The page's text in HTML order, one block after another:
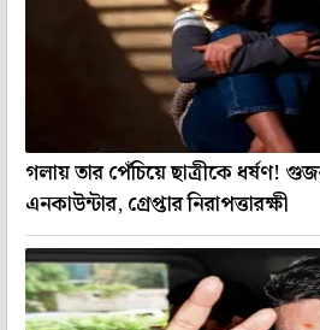
গলায় তার পেঁচিয়ে ছাত্রীকে ধর্ষণ!
এনকাউন্টার, গ্রেপ্তার নিরাপত্তারক্ষী